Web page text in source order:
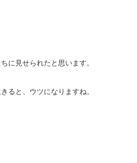
に見せられたと思います。
ると、ウツになりますね。